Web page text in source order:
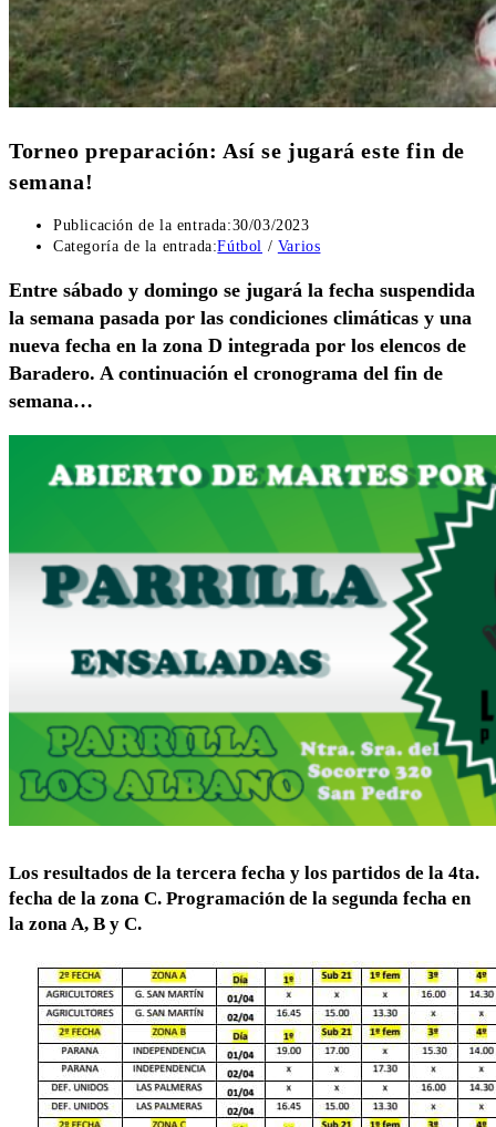
Torneo preparación: Así se jugará este fin de
semana!
Publicación de la entrada:30/03/2023
Categoría de la entrada:Fútbol / Varios
Entre sábado y domingo se jugará la fecha suspendida
la semana pasada por las condiciones climáticas y una
nueva fecha en la zona D integrada por los elencos de
Baradero. A continuación el cronograma del fin de
semana…
Los resultados de la tercera fecha y los partidos de la 4ta.
fecha de la zona C. Programación de la segunda fecha en
la zona A, B y C.